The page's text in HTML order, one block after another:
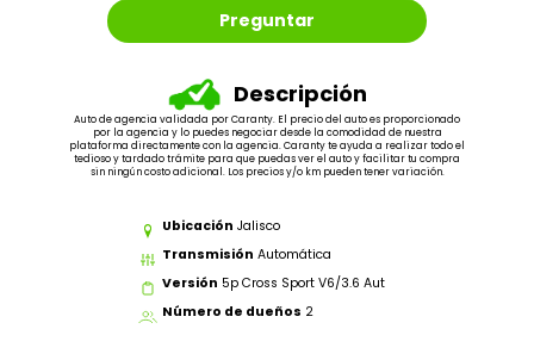
Preguntar
Descripción
Auto de agencia validada por Caranty. El precio del auto es proporcionado
por la agencia y lo puedes negociar desde la comodidad de nuestra
plataforma directamente con la agencia. Caranty te ayuda a realizar todo el
tedioso y tardado trámite para que puedas ver el auto y facilitar tu compra
sin ningún costo adicional. Los precios y/o km pueden tener variación.
Ubicación Jalisco
Transmisión Automática
Versión 5p Cross Sport V6/3.6 Aut
Número de dueños 2